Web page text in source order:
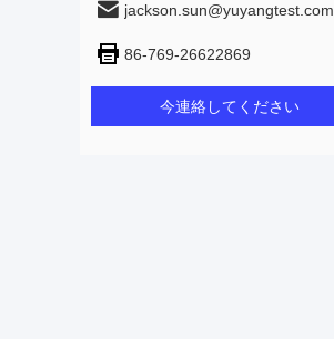
jackson.sun@yuyangtest.com
86-769-26622869
今連絡してください